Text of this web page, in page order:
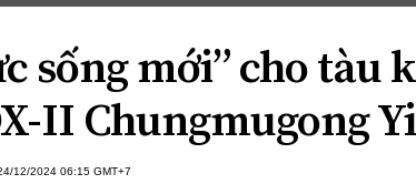
Góc nhìn luật gia
Hồ sơ điều tra
Tiếng nói công dân
sống mới” cho tàu
II Chungmugong
12/2024 06:15 GMT+7